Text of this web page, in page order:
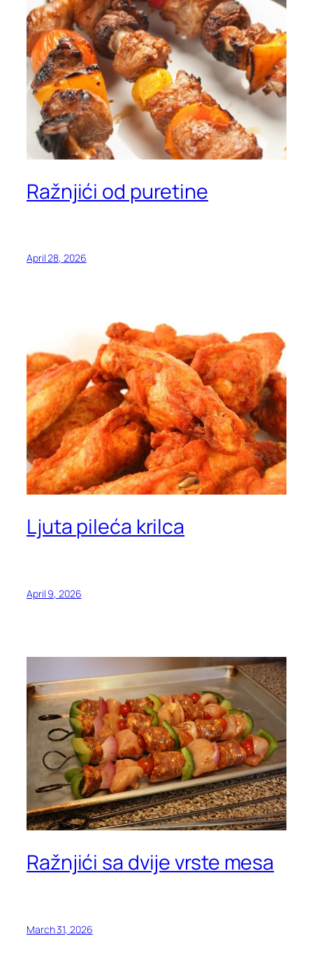
Ražnjići od puretine
April 28, 2026
Ljuta pileća krilca
April 9, 2026
Ražnjići sa dvije vrste mesa
March 31, 2026